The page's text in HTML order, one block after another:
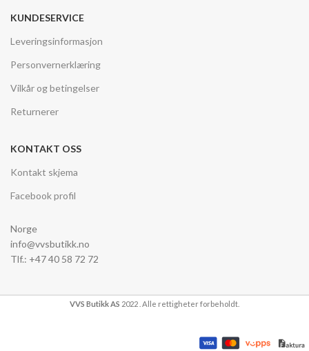
KUNDESERVICE
Leveringsinformasjon
Personvernerklæring
Vilkår og betingelser
Returnerer
KONTAKT OSS
Kontakt skjema
Facebook profil
Norge
info@vvsbutikk.no
Tlf.: +47 40 58 72 72
VVS Butikk AS 2022 . Alle rettigheter forbeholdt.